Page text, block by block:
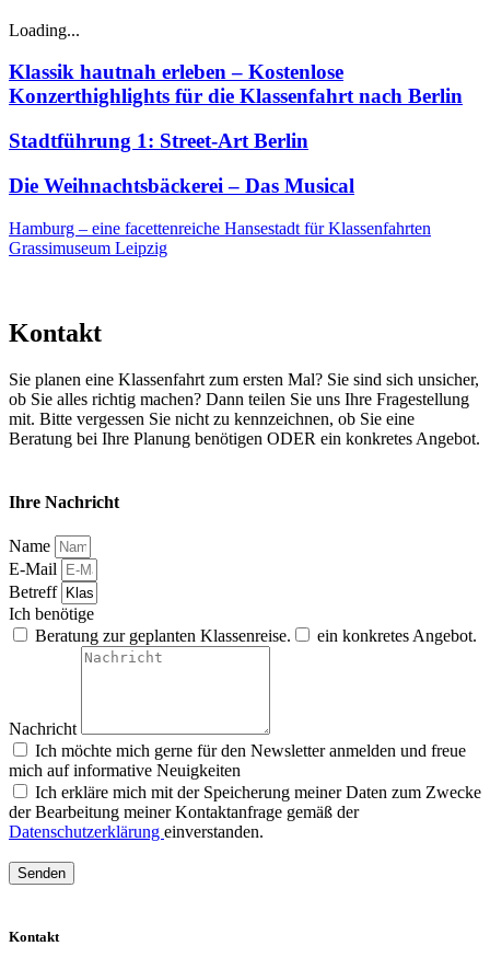
Loading...
Klassik hautnah erleben – Kostenlose
Konzerthighlights für die Klassenfahrt nach Berlin
Stadtführung 1: Street-Art Berlin
Die Weihnachtsbäckerei – Das Musical
Hamburg – eine facettenreiche Hansestadt für Klassenfahrten
Grassimuseum Leipzig
Kontakt
Sie planen eine Klassenfahrt zum ersten Mal? Sie sind sich unsicher,
ob Sie alles richtig machen? Dann teilen Sie uns Ihre Fragestellung
mit. Bitte vergessen Sie nicht zu kennzeichnen, ob Sie eine
Beratung bei Ihre Planung benötigen ODER ein konkretes Angebot.
Ihre Nachricht
Name
E-Mail
Betreff
Ich benötige
Beratung zur geplanten Klassenreise.
ein konkretes Angebot.
Nachricht
Ich möchte mich gerne für den Newsletter anmelden und freue
mich auf informative Neuigkeiten
Ich erkläre mich mit der Speicherung meiner Daten zum Zwecke
der Bearbeitung meiner Kontaktanfrage gemäß der
Datenschutzerklärung einverstanden.
Senden
Kontakt